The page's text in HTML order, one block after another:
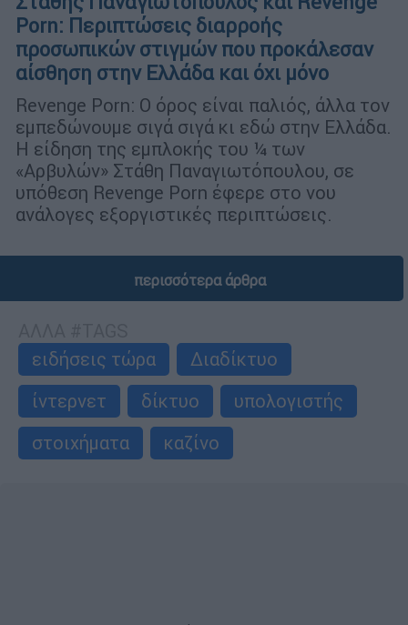
Porn: Περιπτώσεις διαρροής
προσωπικών στιγμών που προκάλεσαν
αίσθηση στην Ελλάδα και όχι μόνο
Revenge Porn: Ο όρος είναι παλιός, άλλα τον
εμπεδώνουμε σιγά σιγά κι εδώ στην Ελλάδα.
Η είδηση της εμπλοκής του ¼ των
«Αρβυλών» Στάθη Παναγιωτόπουλου, σε
υπόθεση Revenge Porn έφερε στο νου
ανάλογες εξοργιστικές περιπτώσεις.
περισσότερα άρθρα
ειδήσεις τώρα
Διαδίκτυο
ίντερνετ
δίκτυο
υπολογιστής
στοιχήματα
καζίνο